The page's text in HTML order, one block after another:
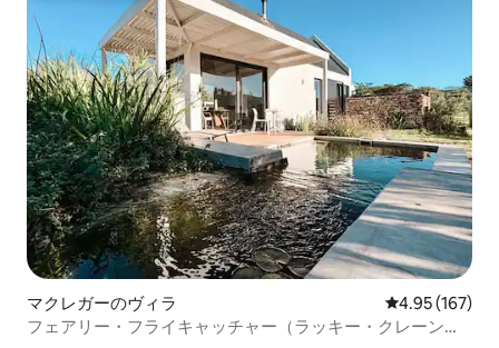
マクレガーのヴィラ レビュー167
4.95 (167)
フェアリー・フライキャッチャー（ラッキー・クレーン・